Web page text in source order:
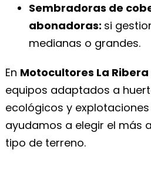
Sembradoras de
abonadoras: si
medianas o grandes.
En Motocultores La Ribera
equipos adaptados a
ecológicos y
ayudamos a elegir el más
tipo de terreno.